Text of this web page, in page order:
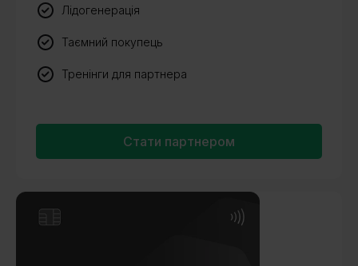
Лідогенерація
Таємний покупець
Тренінги для партнера
Стати партнером